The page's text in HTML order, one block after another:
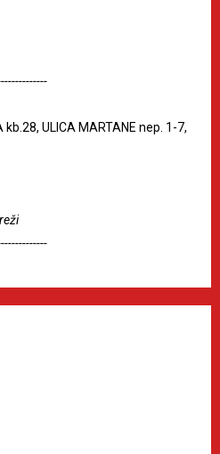
kb.28, ULICA MARTANE nep. 1-7,